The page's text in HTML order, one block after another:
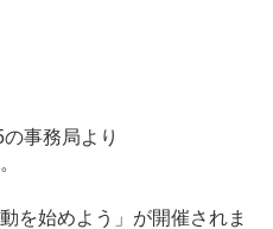
事務局より
を始めよう」が開催されま